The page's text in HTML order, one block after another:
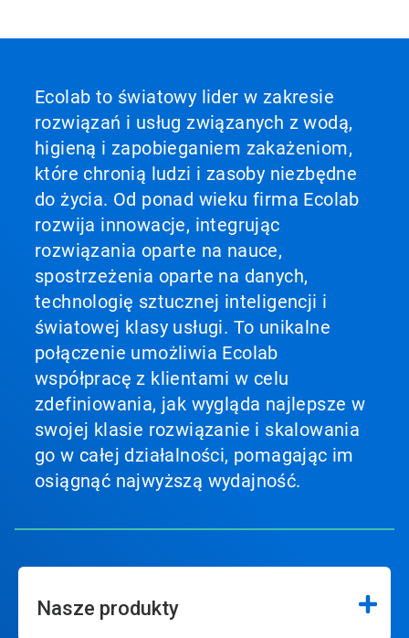
Ecolab to światowy lider w zakresie
rozwiązań i usług związanych z wodą,
higieną i zapobieganiem zakażeniom,
które chronią ludzi i zasoby niezbędne
do życia. Od ponad wieku firma Ecolab
rozwija innowacje, integrując
rozwiązania oparte na nauce,
spostrzeżenia oparte na danych,
technologię sztucznej inteligencji i
światowej klasy usługi. To unikalne
połączenie umożliwia Ecolab
współpracę z klientami w celu
zdefiniowania, jak wygląda najlepsze w
swojej klasie rozwiązanie i skalowania
go w całej działalności, pomagając im
osiągnąć najwyższą wydajność.
Nasze produkty